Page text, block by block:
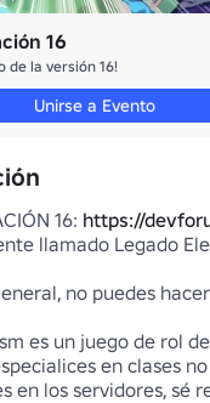
16
de la versión 16!
Unirse a Evento
16: https://
llamado Legado
no puedes
es un juego de rol
en clases
en los servidores, sé